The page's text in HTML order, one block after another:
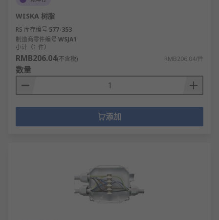
灌封胶：专为电子元器件灌封设计，固化后形
成致密保护层，可隔绝水汽灰尘，同时散热、
减震、绝缘，全方位保护内部电路。
管道密封胶：针对管道螺纹和法兰连接开发，
耐油耐水耐压，固化后填充螺纹间隙，彻底替
代传统生料带和麻丝，防止管道泄漏。
密封胶的规格
包装规格：常见50ml、250ml软管及300ml筒
组分与配比：分单组分湿气固化型、双组分反
应型，双组分常见配比为1:1或2:1，固化速度可
耐温范围：工作温度多在-60℃~200℃之间，特
WISKA 树脂
RS 库存编号 577-353
制造商零件编号 WSJA1
小计（1 件）
RMB206.04(不含税) RMB206.04/件
数量
添加